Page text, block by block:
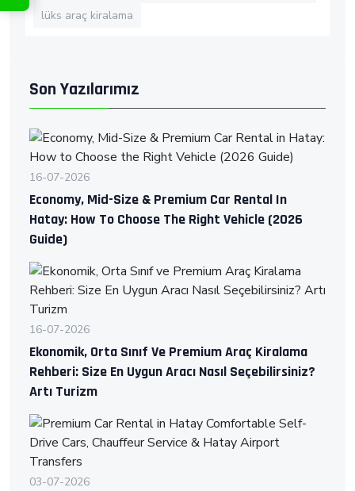
lüks araç kiralama
Son Yazılarımız
16-07-2026
Economy, Mid-Size & Premium Car Rental In
Hatay: How To Choose The Right Vehicle (2026
Guide)
16-07-2026
Ekonomik, Orta Sınıf Ve Premium Araç Kiralama
Rehberi: Size En Uygun Aracı Nasıl Seçebilirsiniz?
Artı Turizm
03-07-2026